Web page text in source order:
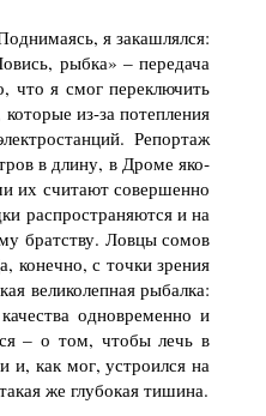
я закашлялся:
рыбка» – передача
что я смог переключить
из-за потепления
Репортаж
в длину, в Дроме яко­
их считают совершенно
распространяются и на
братству. Ловцы сомов
конечно, с точки зрения
ве­ликолепная рыбалка:
одновремен­но и
– о том, чтобы лечь в
и, как мог, устроился на
же глубокая тишина.